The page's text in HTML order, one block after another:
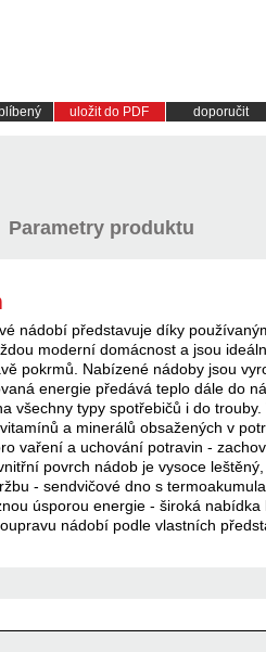
uložit do PDF doporučit
Parametry produktu
nádobí představuje díky
moderní domácnost a jsou
pokrmů. Nabízené nádoby jsou
energie předává teplo dále do
všechny typy spotřebičů i do
a minerálů obsažených v
vaření a uchování potravin -
povrch nádob je vysoce
- sendvičové dno s
úsporou energie - široká nabídka
nádobí podle vlastních